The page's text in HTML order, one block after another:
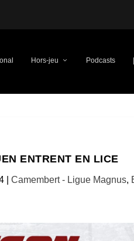
Hors-jeu Podcasts
ENTRENT EN LICE
| Camembert - Ligue Magnus,